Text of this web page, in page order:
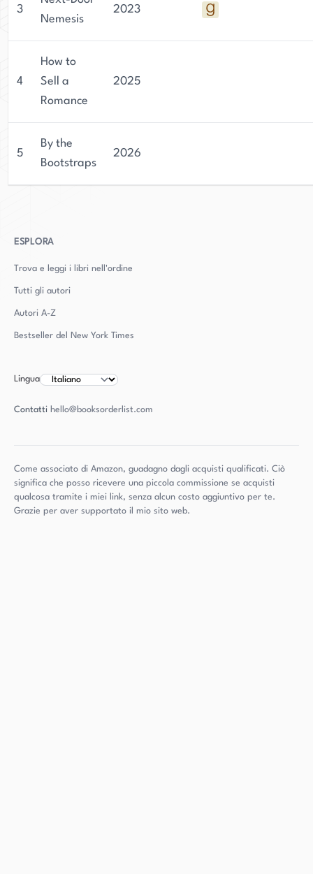
3
Nemesis
2023
4
How to
Sell a
Romance
2025
5
By the
Bootstraps
2026
ESPLORA
Trova e leggi i libri nell'ordine
Tutti gli autori
Autori A-Z
Bestseller del New York Times
Lingua
Contatti hello@booksorderlist.com
Come associato di Amazon, guadagno dagli acquisti qualificati. Ciò
significa che posso ricevere una piccola commissione se acquisti
qualcosa tramite i miei link, senza alcun costo aggiuntivo per te.
Grazie per aver supportato il mio sito web.